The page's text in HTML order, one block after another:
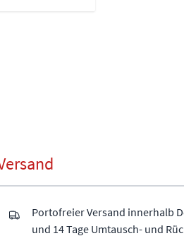
Portofreier Versand innerhalb
und 14 Tage Umtausch- und